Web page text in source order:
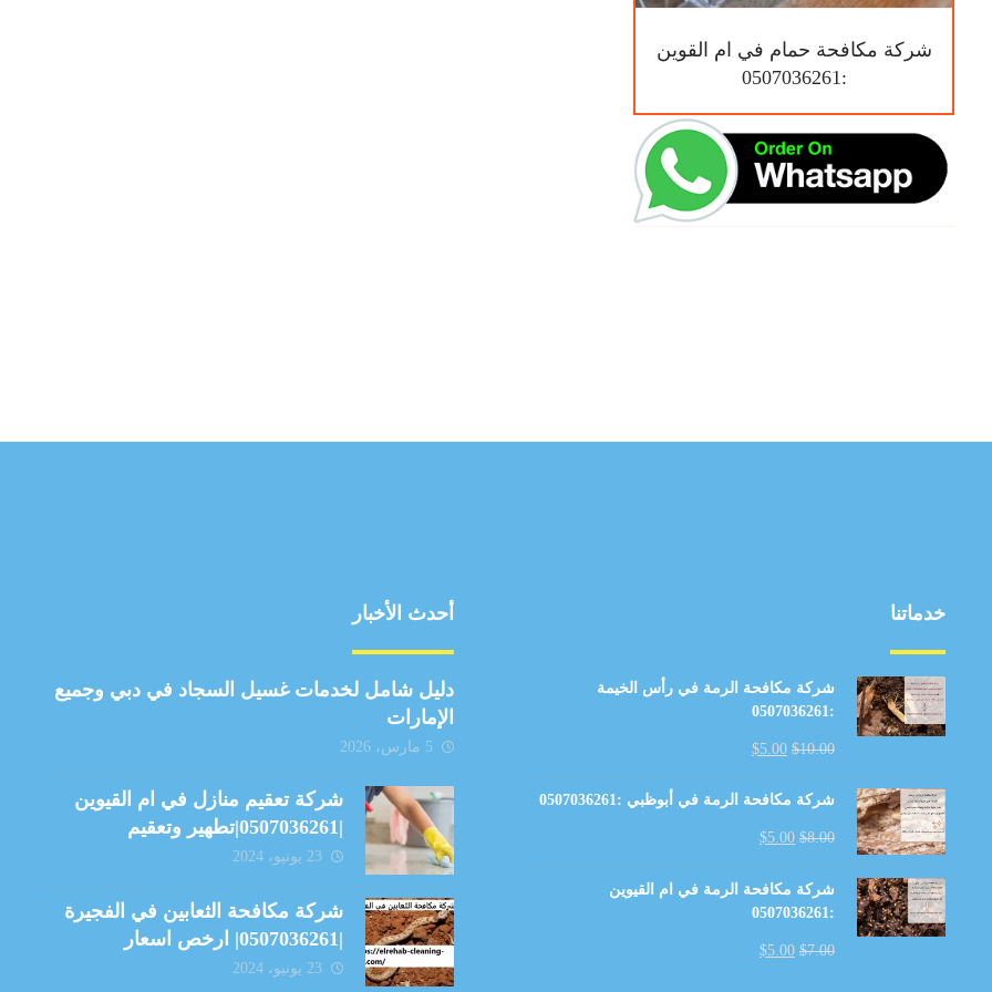
شركة مكافحة حمام في ام القوين
:0507036261
خدماتنا
شركة مكافحة الرمة في رأس الخيمة
:0507036261
$10.00
$5.00
شركة مكافحة الرمة في أبوظبي :0507036261
$8.00
$5.00
شركة مكافحة الرمة في ام القيوين
:0507036261
$7.00
$5.00
أحدث الأخبار
دليل شامل لخدمات غسيل السجاد في دبي وجميع
الإمارات
5 مارس، 2026
شركة تعقيم منازل في ام القيوين
|0507036261|تطهير وتعقيم
23 يونيو، 2024
شركة مكافحة الثعابين في الفجيرة
|0507036261| ارخص اسعار
23 يونيو، 2024